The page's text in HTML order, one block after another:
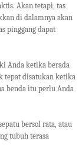
Akan tetapi, tas
di dalamnya akan
pinggang dapat
Anda ketika berada
tepat disatukan ketika
benda itu perlu Anda
sepatu bersol rata, atau
tubuh terasa